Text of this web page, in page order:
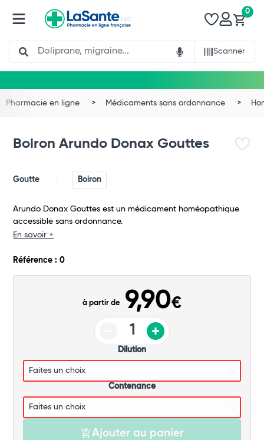
Search
Scanner
0
Total
Pharmacie en ligne Médicaments sans ordonnance
Boiron Arundo Donax Gouttes
Goutte Boiron
Arundo Donax Gouttes est un médicament homéopathique
accessible sans ordonnance.
En savoir +
Référence : 0
à partir de 9,90€
Dilution
Contenance
Ajouter au panier